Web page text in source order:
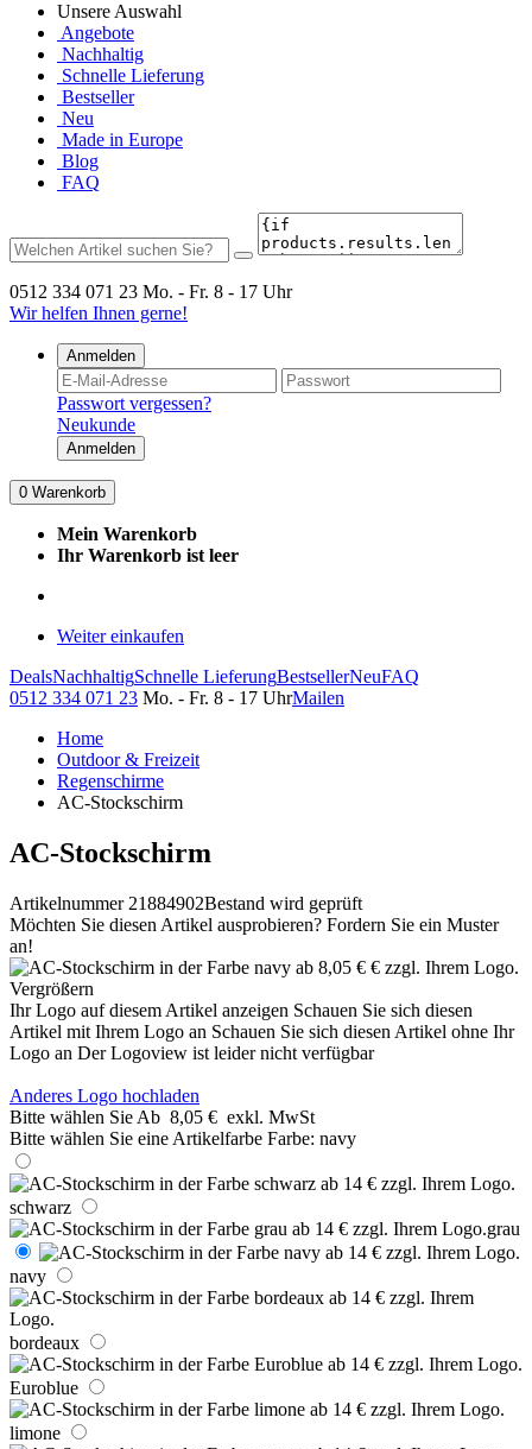
Unsere Auswahl
Angebote
Nachhaltig
Schnelle Lieferung
Bestseller
Neu
Made in Europe
Blog
FAQ
0512 334 071 23 Mo. - Fr. 8 - 17 Uhr
Wir helfen Ihnen gerne!
Anmelden
Passwort vergessen?
Neukunde
Anmelden
0 Warenkorb
Mein Warenkorb
Ihr Warenkorb ist leer
Weiter einkaufen
DealsNachhaltigSchnelle LieferungBestsellerNeuFAQ
0512 334 071 23 Mo. - Fr. 8 - 17 UhrMailen
Home
Outdoor & Freizeit
Regenschirme
AC-Stockschirm
AC-Stockschirm
Artikelnummer 21884902Bestand wird geprüft
Möchten Sie diesen Artikel ausprobieren? Fordern Sie ein Muster
an!
Vergrößern
Ihr Logo auf diesem Artikel anzeigen Schauen Sie sich diesen
Artikel mit Ihrem Logo an Schauen Sie sich diesen Artikel ohne Ihr
Logo an Der Logoview ist leider nicht verfügbar
Anderes Logo hochladen
Bitte wählen Sie Ab 8,05 € exkl. MwSt
Bitte wählen Sie eine Artikelfarbe Farbe: navy
schwarz
grau
navy
bordeaux
Euroblue
limone